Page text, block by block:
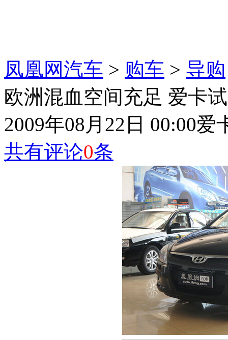
凤凰网汽车 > 购车 > 导购
欧洲混血空间充足 爱卡
2009年08月22日 00:00爱
共有评论0条